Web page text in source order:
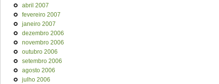
abril 2007
fevereiro 2007
janeiro 2007
dezembro 2006
novembro 2006
outubro 2006
setembro 2006
agosto 2006
julho 2006